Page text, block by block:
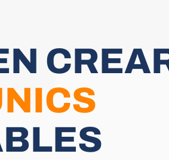
N CREA
NICS
BLES